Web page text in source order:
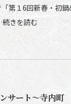
第１6回新春・初
きを読む
サート～寺内町